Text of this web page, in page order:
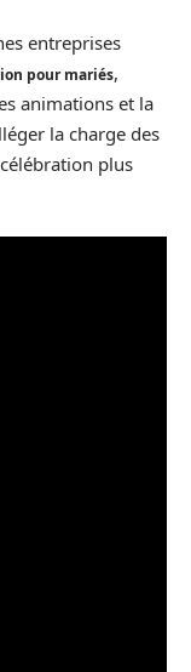
entreprises
pour mariés,
animations et la
la charge des
plus